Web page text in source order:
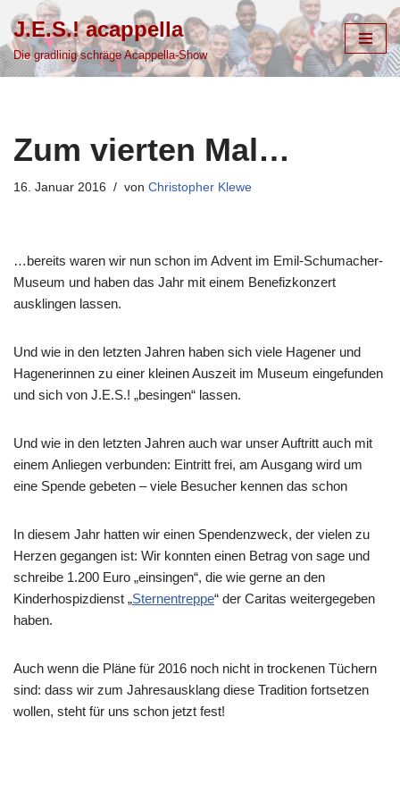
Zum
Inhalt
J.E.S.! acappella
Die gradlinig schräge Acappella-Show
Zum vierten Mal…
16. Januar 2016 von Christopher Klewe
…bereits waren wir nun schon im Advent im Emil-Schumacher-
Museum und haben das Jahr mit einem Benefizkonzert
ausklingen lassen.
Und wie in den letzten Jahren haben sich viele Hagener und
Hagenerinnen zu einer kleinen Auszeit im Museum eingefunden
und sich von J.E.S.! „besingen“ lassen.
Und wie in den letzten Jahren auch war unser Auftritt auch mit
einem Anliegen verbunden: Eintritt frei, am Ausgang wird um
eine Spende gebeten – viele Besucher kennen das schon
In diesem Jahr hatten wir einen Spendenzweck, der vielen zu
Herzen gegangen ist: Wir konnten einen Betrag von sage und
schreibe 1.200 Euro „einsingen“, die wie gerne an den
Kinderhospizdienst „Sternentreppe“ der Caritas weitergegeben
haben.
Auch wenn die Pläne für 2016 noch nicht in trockenen Tüchern
sind: dass wir zum Jahresausklang diese Tradition fortsetzen
wollen, steht für uns schon jetzt fest!